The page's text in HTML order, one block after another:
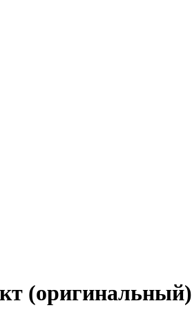
(оригинальный)